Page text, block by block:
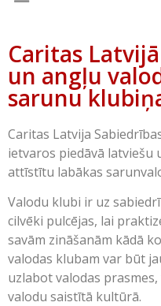
Caritas
un angļu
sarunu
Caritas Latvija
ietvaros piedāvā latviešu
attīstītu labākas
Valodu klubi ir uz
cilvēki pulcējas, lai
savām zināšanām kādā
valodas klubam var būt
uzlabot valodas
valodu saistītā kultūrā.